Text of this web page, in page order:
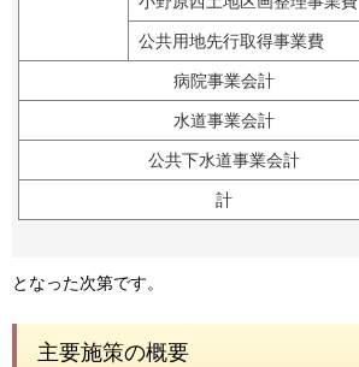
公共用地先行取得事業費
病院事業会計
水道事業会計
公共下水道事業会計
計
となった次第です。
主要施策の概要